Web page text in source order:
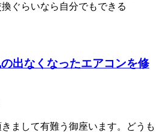
ぐらいなら自分でもできる
出なくなったエアコンを修
まして有難う御座います。どうも